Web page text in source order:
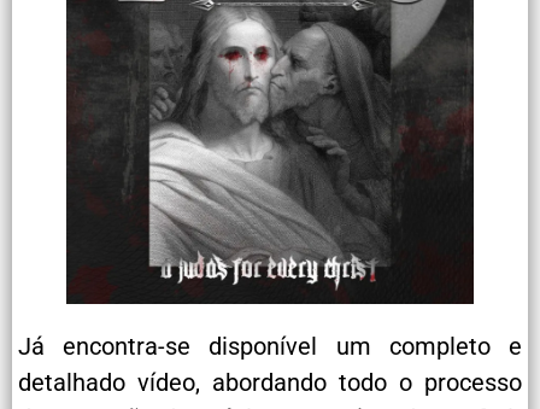
Já encontra-se disponível um completo e
detalhado vídeo, abordando todo o processo